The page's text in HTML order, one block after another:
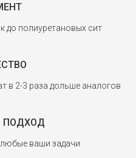
до полиуретановых сит
в 2-3 раза дольше аналогов
ПОДХОД
ваши задачи